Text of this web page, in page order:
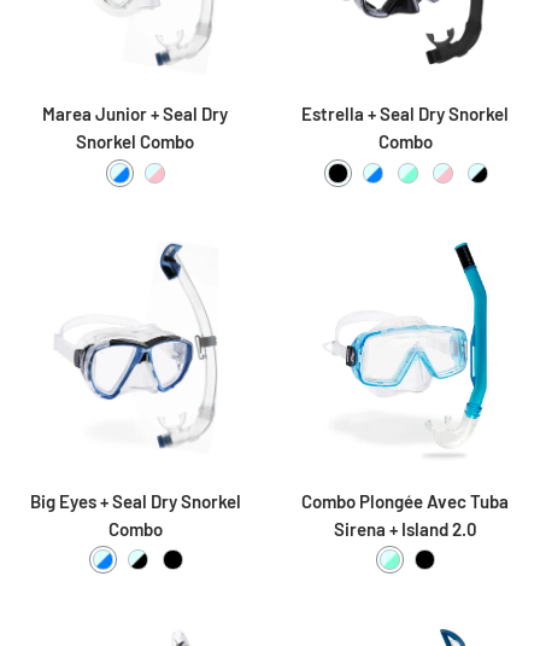
Marea Junior + Seal Dry
Snorkel Combo
Clear / Azure
Clear / Pink
Estrella + Seal Dry Snorkel
Combo
Black / Black
Clear / Azure
Clear /Clear / Pink
Clear /
Big Eyes + Seal Dry Snorkel
Combo
Clear / Azure
Clear / Black
Black / Black
Combo Plongée Avec Tuba
Sirena + Island 2.0
Clear / Aquamarine
Black